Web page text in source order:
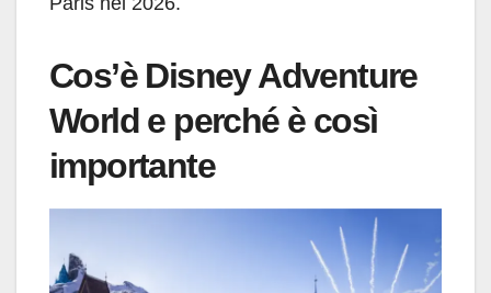
Cos’è Disney Adventure
World e perché è così
importante